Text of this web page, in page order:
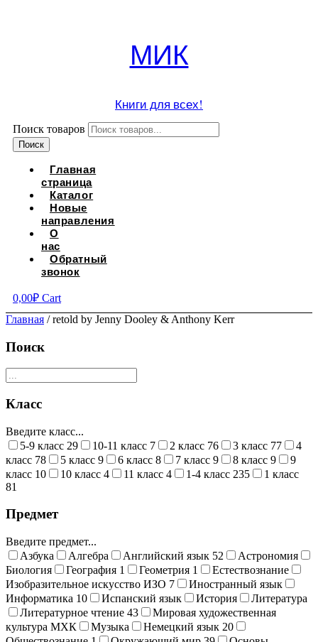
МИК
Книги для всех!
Поиск товаров
Поиск
Главная
страница
Каталог
Новые
направления
О
нас
Обратный
звонок
0,00₽ Cart
Главная / retold by Jenny Dooley & Anthony Kerr
Поиск
Класс
Введите класс...
5-9 класс 29 10-11 класс 7 2 класс 76 3 класс 77
4
класс 78 5 класс 9 6 класс 8 7 класс 9 8 класс 9
9
класс 10 10 класс 4 11 класс 4 1-4 класс 235
1 класс
81
Предмет
Введите предмет...
Азбука
Алгебра Английский язык 52
Астрономия
Биология
География 1 Геометрия 1
Естествознание
Изобразительное искусство ИЗО 7
Иностранный язык
Информатика 10 Испанский язык История
Литература
Литературное чтение 43
Мировая художественная
культура МХК
Музыка Немецкий язык 20